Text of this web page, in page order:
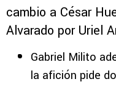
cambio a César
Alvarado por Uriel
Gabriel Milito
la afición pide